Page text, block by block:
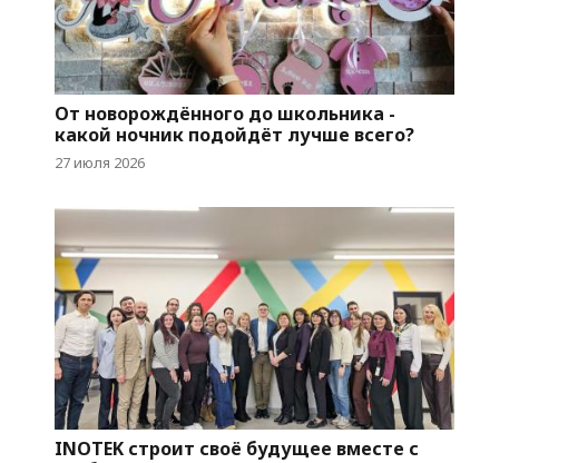
От новорождённого до школьника -
какой ночник подойдёт лучше всего?
27 июля 2026
INOTEK строит своё будущее вместе с